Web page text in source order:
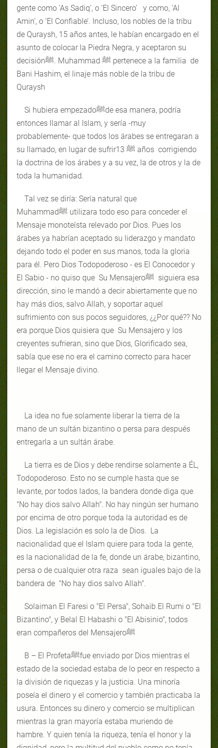
gente como ‘As Sadiq’, o ‘El Sincero’ y como, ‘Al
Amin’, o ‘El Confiable’. Incluso, los nobles de la tribu
de Quraysh, 15 años antes, le habían encargado en el
asunto de colocar la Piedra Negra, y aceptaron su
decisiónﷺ. Muhammad ﷺ pertenece a la familia de
Bani Hashim, el linaje más noble de la tribu de
Quraysh
Si hubiera empezadoﷺde esa manera, podría
entonces llamar al Islam, y sería -muy
probablemente- que todos los árabes se entregaran a
su llamado, en lugar de sufrirﷺ 13 años corrigiendo
la doctrina de los árabes y a su vez, la de otros y la de
toda la humanidad.
Tal vez se diría: Sería natural que
Muhammadﷺ utilizara todo eso para conceder el
Mensaje monoteísta relevado por Dios. Pues los
árabes ya habrían aceptado su liderazgo y mandato
dejando todo el poder en sus manos, toda la gloria
para él. Pero Dios Todopoderoso - es El Conocedor y
El Sabio - no quiso que Su Mensajeroﷺ siguiera esa
dirección, sino le mandó a decir abiertamente que no
hay más dios, salvo Allah, y soportar aquel
sufrimiento con sus pocos seguidores, ¿¿Por qué?? No
era porque Dios quisiera que Su Mensajero y los
creyentes sufrieran, sino que Dios, Glorificado sea,
sabía que ese no era el camino correcto para hacer
llegar el Mensaje divino.
La idea no fue solamente liberar la tierra de la
mano de un sultán bizantino o persa para después
entregarla a un sultán árabe.
La tierra es de Dios y debe rendirse solamente a ÉL,
Todopoderoso. Esto no se cumple hasta que se
levante, por todos lados, la bandera donde diga que
"No hay dios salvo Allah". No hay ningún ser humano
por encima de otro porque toda la autoridad es de
Dios. La legislación es solo la de Dios. La
nacionalidad que el Islam quiere para toda la gente,
es la nacionalidad de la fe, donde un árabe, bizantino,
persa o de cualquier otra raza sean iguales bajo de la
bandera de "No hay dios salvo Allah".
Solaiman El Faresi o "El Persa", Sohaib El Rumi o "El
Bizantino", y Belal El Habashi o "El Abisinio", todos
eran compañeros del Mensajeroﷺ
B – El Profetaﷺfue enviado por Dios mientras el
estado de la sociedad estaba de lo peor en respecto a
la división de riquezas y la justicia. Una minoría
poseía el dinero y el comercio y también practicaba la
usura. Entonces su dinero y comercio se multiplican
mientras la gran mayoría estaba muriendo de
hambre. Y quien tenía la riqueza, tenía el honor y la